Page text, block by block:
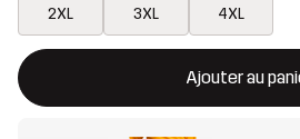
2XL 3XL 4XL
Ajouter au
Ce bouton ouvrira une fenêtre
{{taille}} non disponible